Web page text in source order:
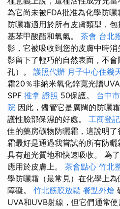
為它尚未被FDA批准為化學防曬
防曬霜適用於所有皮膚類型，
基苯甲酸酯和氧氣。 茶會 台北
影，它被吸收到您的皮膚中時
影留下了輕巧的自然表面，不
孔）。 護照代辦 月子中心住幾
霜20％非納米氧化鋅寬光譜
SPF 推拿 證照 50保護。 台中
院 因此，儘管它是廣闊的防曬
護性臉部保濕的好處。 工商登記
佳的藥房礦物防曬霜，這說明了
霜最好是通過我嘗試的所有防
具有超光質地和快速吸收。 為
應用於皮膚上。 茶會點心 竹北
學防曬霜（最常見）在化學上
障礙。 竹北筋膜放鬆 餐點外燴
UVA和UVB射線，但它們通常